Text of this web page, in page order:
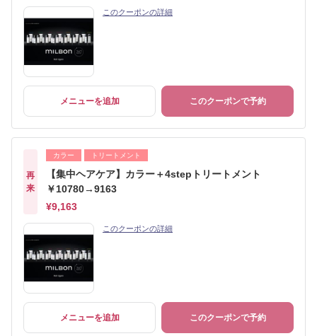
このクーポンの詳細
メニューを追加 このクーポンで予約
再
来
カラー トリートメント
【集中ヘアケア】カラー＋4stepトリートメント
￥10780→9163
¥9,163
このクーポンの詳細
メニューを追加 このクーポンで予約